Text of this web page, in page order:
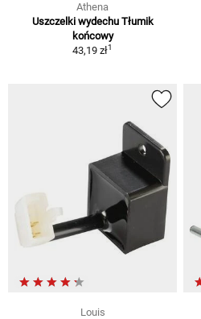
Athena
Uszczelki wydechu Tłumik
końcowy
43,19 zł1
Louis